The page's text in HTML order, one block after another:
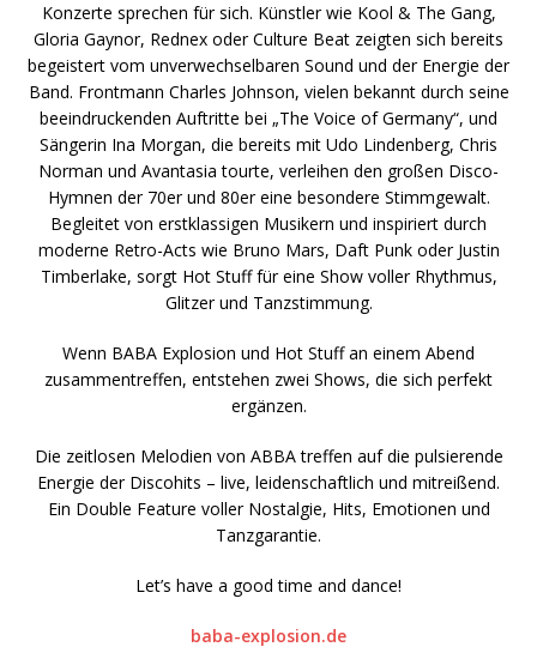
Konzerte sprechen für sich. Künstler wie Kool & The Gang,
Gloria Gaynor, Rednex oder Culture Beat zeigten sich bereits
begeistert vom unverwechselbaren Sound und der Energie der
Band. Frontmann Charles Johnson, vielen bekannt durch seine
beeindruckenden Auftritte bei „The Voice of Germany“, und
Sängerin Ina Morgan, die bereits mit Udo Lindenberg, Chris
Norman und Avantasia tourte, verleihen den großen Disco-
Hymnen der 70er und 80er eine besondere Stimmgewalt.
Begleitet von erstklassigen Musikern und inspiriert durch
moderne Retro-Acts wie Bruno Mars, Daft Punk oder Justin
Timberlake, sorgt Hot Stuff für eine Show voller Rhythmus,
Glitzer und Tanzstimmung.
Wenn BABA Explosion und Hot Stuff an einem Abend
zusammentreffen, entstehen zwei Shows, die sich perfekt
ergänzen.
Die zeitlosen Melodien von ABBA treffen auf die pulsierende
Energie der Discohits – live, leidenschaftlich und mitreißend.
Ein Double Feature voller Nostalgie, Hits, Emotionen und
Tanzgarantie.
Let’s have a good time and dance!
baba-explosion.de